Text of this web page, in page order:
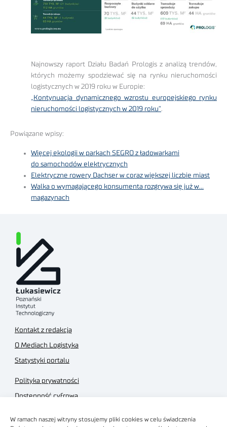
W ramach naszej witryny stosujemy pliki cookies w celu świadczenia
Najnowszy raport Działu Badań Prologis z analizą trendów,
których możemy spodziewać się na rynku nieruchomości
logistycznych w 2019 roku w Europie:
„Kontynuacja dynamicznego wzrostu europejskiego rynku
nieruchomości logistycznych w 2019 roku”.
Powiązane wpisy:
Więcej ekologii w parkach SEGRO z ładowarkami
do samochodów elektrycznych
Elektryczne rowery Dachser w coraz większej liczbie miast
Walka o wymagającego konsumenta rozgrywa się już w…
magazynach
Kontakt z redakcją
O Mediach Logistyka
Statystyki portalu
Polityka prywatności
Dostępność cyfrowa